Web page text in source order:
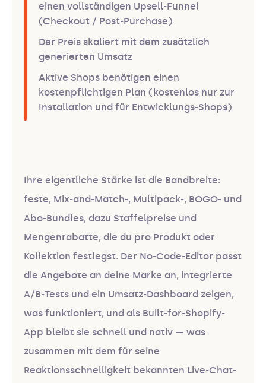
einen vollständigen Upsell-Funnel
(Checkout / Post-Purchase)
Der Preis skaliert mit dem zusätzlich
generierten Umsatz
Aktive Shops benötigen einen
kostenpflichtigen Plan (kostenlos nur zur
Installation und für Entwicklungs-Shops)
Ihre eigentliche Stärke ist die Bandbreite:
feste, Mix-and-Match-, Multipack-, BOGO- und
Abo-Bundles, dazu Staffelpreise und
Mengenrabatte, die du pro Produkt oder
Kollektion festlegst. Der No-Code-Editor passt
die Angebote an deine Marke an, integrierte
A/B-Tests und ein Umsatz-Dashboard zeigen,
was funktioniert, und als Built-for-Shopify-
App bleibt sie schnell und nativ — was
zusammen mit dem für seine
Reaktionsschnelligkeit bekannten Live-Chat-